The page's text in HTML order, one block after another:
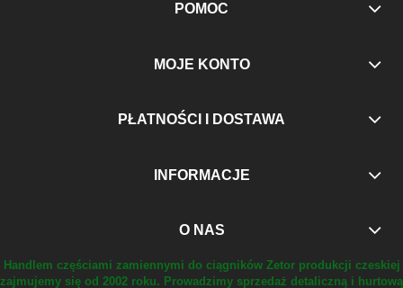
POMOC
MOJE KONTO
PŁATNOŚCI I DOSTAWA
INFORMACJE
O NAS
Handlem częściami zamiennymi do ciągników Zetor produkcji czeskiej
zajmujemy się od 2002 roku. Prowadzimy sprzedaż detaliczną i hurtową